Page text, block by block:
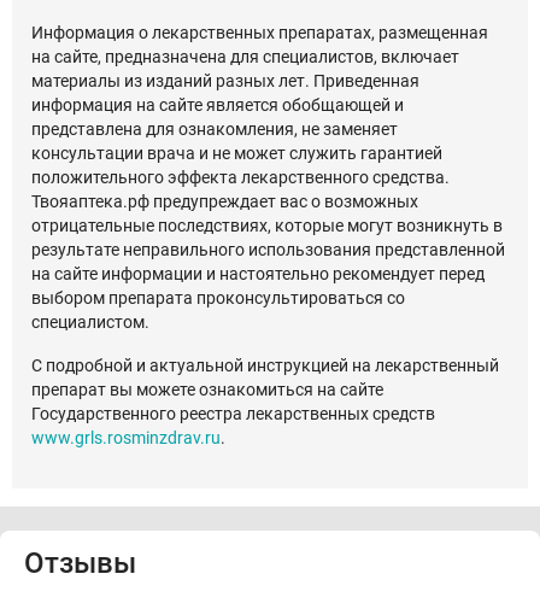
Информация о лекарственных препаратах, размещенная
на сайте, предназначена для специалистов, включает
материалы из изданий разных лет. Приведенная
информация на сайте является обобщающей и
представлена для ознакомления, не заменяет
консультации врача и не может служить гарантией
положительного эффекта лекарственного средства.
Твояаптека.рф предупреждает вас о возможных
отрицательные последствиях, которые могут возникнуть в
результате неправильного использования представленной
на сайте информации и настоятельно рекомендует перед
выбором препарата проконсультироваться со
специалистом.
С подробной и актуальной инструкцией на лекарственный
препарат вы можете ознакомиться на сайте
Государственного реестра лекарственных средств
www.grls.rosminzdrav.ru.
Отзывы